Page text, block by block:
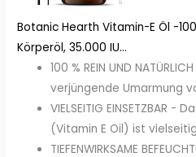
Botanic Hearth Vitamin-E Öl -
Körperöl, 35.000 IU...
100 % REIN UND
verjüngende Umarmung
VIELSEITIG EINSETZBAR -
(Vitamin E Oil) ist
TIEFENWIRKSAME